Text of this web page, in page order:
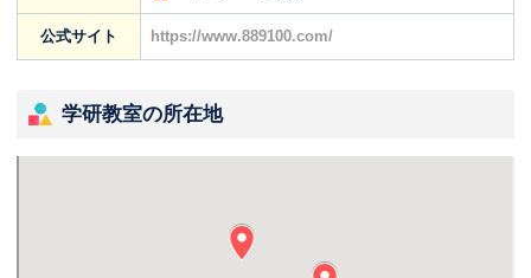
公式サイト https://www.889100.com/
学研教室の所在地